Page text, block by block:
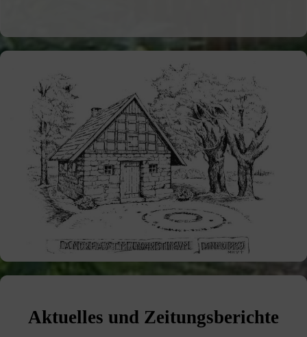
Aktuelles und Zeitungsberichte